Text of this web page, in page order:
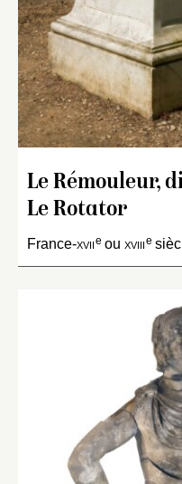
Le Rémouleur,
Le Rotator
France-xviie ou xviiie